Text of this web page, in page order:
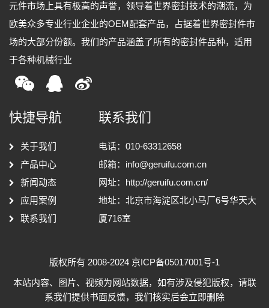
元件市场上具有极高的声誉，领导着世界密封技术的潮流，为
欧美众多专业行业企业的OEM配套产品，占据着世界密封件市
场的大部分份额。我们的产品涵盖了所有的密封件品种，适用
于各种机械行业
快捷导航
关于我们
产品中心
新闻动态
应用案例
联系我们
联系我们
电话：010-63312658
邮箱： info@geruifu.com.cn
网址： http://geruifu.com.cn/
地址：北京市海淀区北小马厂6号华天大
厦716室
版权所有 2008-2024 京ICP备05017001号-1
本站内容、图片、视频为网站数据，如有涉及侵犯版权，请联
系我们提供书面反馈，我们核实后会立即删除